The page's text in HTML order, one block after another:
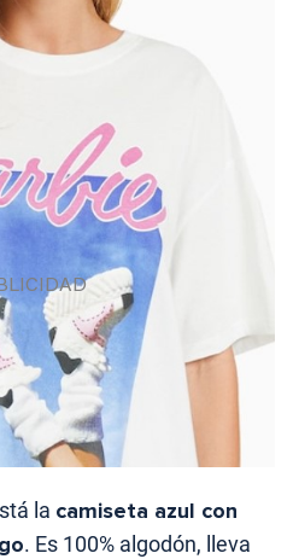
la camiseta azul con
. Es 100% algodón, lleva